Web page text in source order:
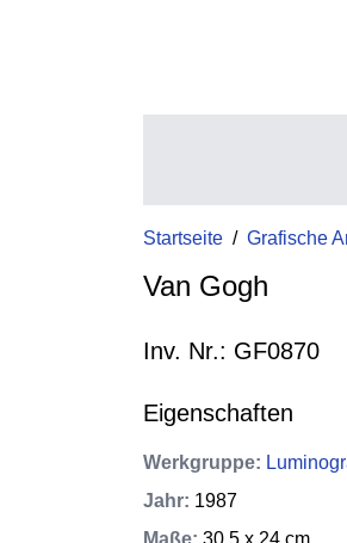
Startseite / Grafische
Van Gogh
Inv. Nr.: GF0870
Eigenschaften
Werkgruppe:
Jahr: 1987
Maße: 30,5 x 24 cm